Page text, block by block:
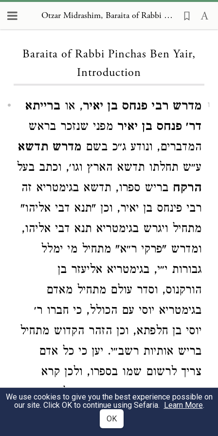
Otzar Midrashim, Baraita of Rabbi Pinchas Ben Yair, Introduction
Baraita of Rabbi Pinchas Ben Yair,
Introduction
1 מדרש רבי פנחס בן יאיר, או ברייתא
דר׳ פנחס בן יאיר מפני שנזכר בראש
המדברים, ונודע ג״כ בשם מדרש תדשא
ע״ש תחלתו תדשא הארץ וגו׳, וכתב בעל
הרקח בריש ספרו, תדשא בגימטריא זה
רבי פינחס בן יאיר, וכן "תנא דבי אליהו"
מתחיל ויגרש בגימטריא תנא דבי אליהו,
ומדרש "פרקי ר״א" מתחיל מי ימלל
גבורות י״י, בגימטריא אליעזר בן
הורקנוס, וסדר עולם מתחיל מאדם
בגימטריא יוסי עם הכולל, כי חברו ר׳
יוסי בן חלפתא, וכן הזהר הקדוש מתחיל
בריש אותיות רשב״י. יען כי כל אדם
צריך לרשום שמו בספרו, ולכן קרא
ספרו רקח שהוא בגימטריא אלעזר.
ובשרש אהבת השם יאמר הרוקח וז״ל:
We use cookies to give you the best experience possible on
our site. Click OK to continue using Sefaria. Learn More.
OK